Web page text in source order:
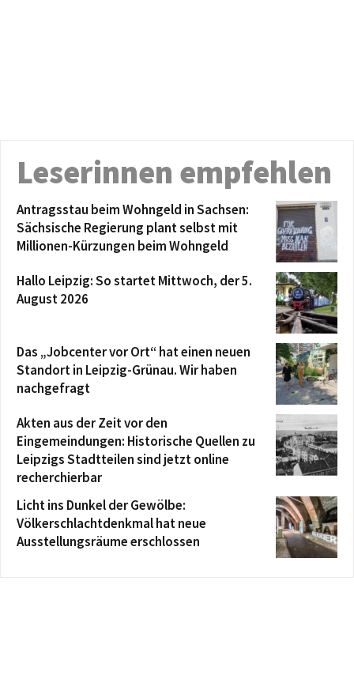
Leserinnen empfehlen
Antragsstau beim Wohngeld in Sachsen:
Sächsische Regierung plant selbst mit
Millionen-Kürzungen beim Wohngeld
Hallo Leipzig: So startet Mittwoch, der 5.
August 2026
Das „Jobcenter vor Ort“ hat einen neuen
Standort in Leipzig-Grünau. Wir haben
nachgefragt
Akten aus der Zeit vor den
Eingemeindungen: Historische Quellen zu
Leipzigs Stadtteilen sind jetzt online
recherchierbar
Licht ins Dunkel der Gewölbe:
Völkerschlachtdenkmal hat neue
Ausstellungsräume erschlossen